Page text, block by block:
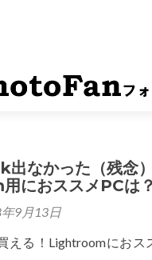
なかった（残念
におススメPCは？
9月13日
える！Lightroomにおス